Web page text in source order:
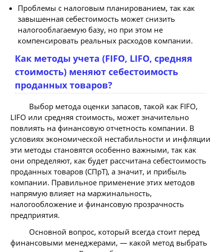
Проблемы с налоговым планированием, так как
завышенная себестоимость может снизить
налогооблагаемую базу, но при этом не
компенсировать реальных расходов компании.
Как методы учета (FIFO, LIFO, средняя
стоимость) меняют себестоимость
проданных товаров?
Выбор метода оценки запасов, такой как FIFO,
LIFO или средняя стоимость, может значительно
повлиять на финансовую отчетность компании. В
условиях экономической нестабильности и инфляции
эти методы становятся особенно важными, так как
они определяют, как будет рассчитана себестоимость
проданных товаров (СПрТ), а значит, и прибыль
компании. Правильное применение этих методов
напрямую влияет на маржинальность,
налогообложение и финансовую прозрачность
предприятия.
Основной вопрос, который всегда стоит перед
финансовыми менеджерами, — какой метод выбрать